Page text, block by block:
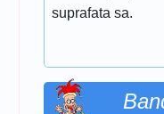
suprafata sa.